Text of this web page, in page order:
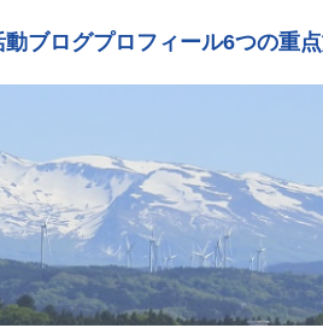
動ブログプロフィール6つの重